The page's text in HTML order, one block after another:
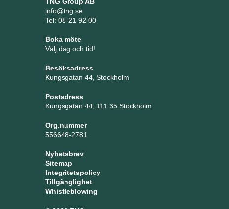
info@tng.se
Tel: 08-21 92 00
Boka möte
Välj dag och tid!
Besöksadress
Kungsgatan 44, Stockholm
Postadress
Kungsgatan 44, 111 35 Stockholm
Org.nummer
556648-2781
Nyhetsbrev
Sitemap
Integritetspolicy
Tillgänglighet
Whistleblowing